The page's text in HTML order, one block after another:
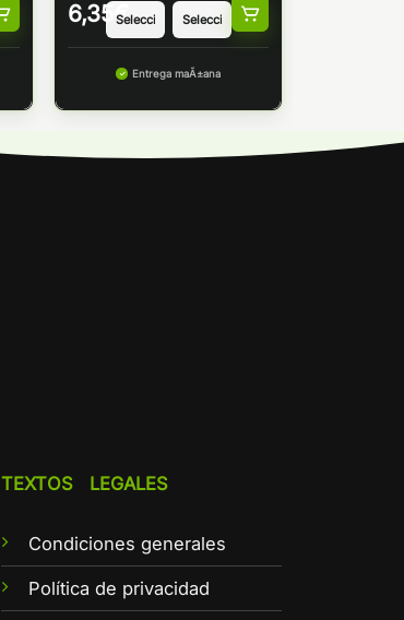
6,35 €
Entrega maÃ±ana
TEXTOS LEGALES
Condiciones generales
Política de privacidad